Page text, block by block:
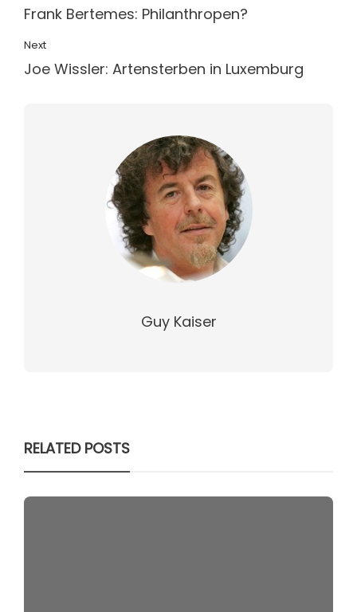
Frank Bertemes: Philanthropen?
Next
Joe Wissler: Artensterben in Luxemburg
Guy Kaiser
RELATED POSTS